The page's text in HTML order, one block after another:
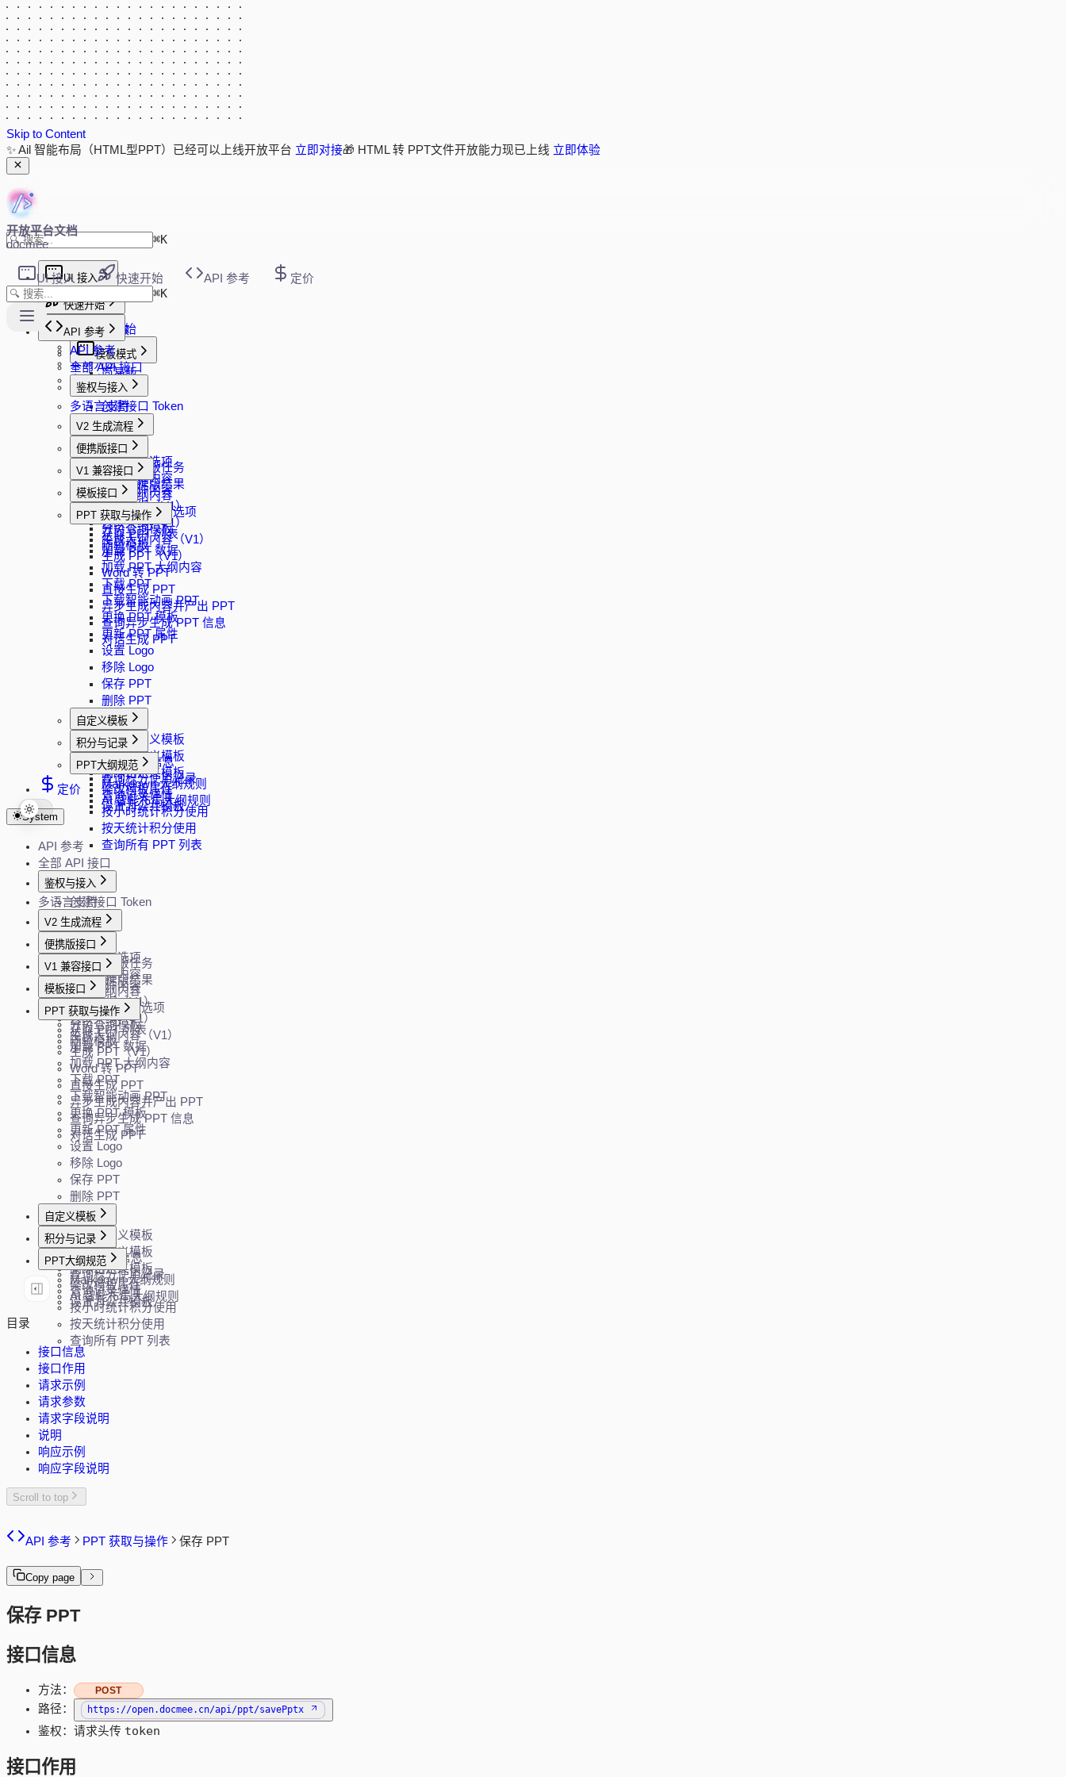
Skip to Content
✨ Ail 智能布局（HTML型PPT）已经可以上线开放平台 立即对接🎁 HTML 转 PPT文件开放能力现已上线 立即体验
开放平台文档
docmee
UI 接入 快速开始 API 参考 定价
⌘K
⌘K
UI 接入
快速开始
初始化参数
事件回调
实例方法
多语言支持
快速开始
快速开始
模板模式
简易版
完整版
API 参考
API 参考
全部 API 接口
鉴权与接入
创建接口 Token
多语言支持
V2 生成流程
创建任务
获取生成选项
生成大纲内容
修改大纲内容
生成 PPT
便携版接口
创建便携版任务
查询便携版结果
V1 兼容接口
解析文件内容
生成大纲（V1）
修改大纲（V1）
生成大纲内容（V1）
生成 PPT（V1）
Word 转 PPT
直接生成 PPT
异步生成内容并产出 PPT
查询异步生成 PPT 信息
对话生成 PPT
模板接口
获取模板过滤选项
分页查询模板
随机模板
PPT 获取与操作
获取 PPT 列表
加载 PPT 数据
加载 PPT 大纲内容
下载 PPT
下载智能动画 PPT
更换 PPT 模板
更新 PPT 属性
设置 Logo
移除 Logo
保存 PPT
删除 PPT
自定义模板
上传自定义模板
下载自定义模板
删除自定义模板
修改模板属性
设置为公共模板
积分与记录
查询 API 信息
查询积分使用记录
查询记录详情
按小时统计积分使用
按天统计积分使用
查询所有 PPT 列表
PPT大纲规范
Markdown 大纲规则
AI 智能布局大纲规则
定价
System
API 参考
全部 API 接口
鉴权与接入
创建接口 Token
多语言支持
V2 生成流程
创建任务
获取生成选项
生成大纲内容
修改大纲内容
生成 PPT
便携版接口
创建便携版任务
查询便携版结果
V1 兼容接口
解析文件内容
生成大纲（V1）
修改大纲（V1）
生成大纲内容（V1）
生成 PPT（V1）
Word 转 PPT
直接生成 PPT
异步生成内容并产出 PPT
查询异步生成 PPT 信息
对话生成 PPT
模板接口
获取模板过滤选项
分页查询模板
随机模板
PPT 获取与操作
获取 PPT 列表
加载 PPT 数据
加载 PPT 大纲内容
下载 PPT
下载智能动画 PPT
更换 PPT 模板
更新 PPT 属性
设置 Logo
移除 Logo
保存 PPT
删除 PPT
自定义模板
上传自定义模板
下载自定义模板
删除自定义模板
修改模板属性
设置为公共模板
积分与记录
查询 API 信息
查询积分使用记录
查询记录详情
按小时统计积分使用
按天统计积分使用
查询所有 PPT 列表
PPT大纲规范
Markdown 大纲规则
AI 智能布局大纲规则
目录
接口信息
接口作用
请求示例
请求参数
请求字段说明
说明
响应示例
响应字段说明
Scroll to top
API 参考 PPT 获取与操作 保存 PPT
Copy page
保存 PPT
接口信息
方法： POST
路径： https://open.docmee.cn/api/ppt/savePptx
鉴权：请求头传 token
接口作用